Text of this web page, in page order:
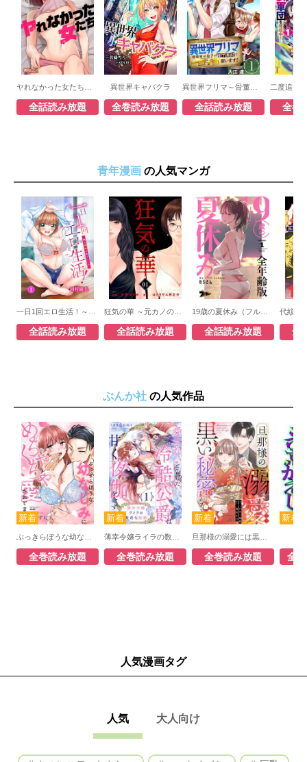
全話読み放題
異世界キャバクラ
全巻読み放題 全話読み放題 全巻
青年漫画 の人気マンガ
全話読み放題 全話読み放題 全話読み放題 全
ぶんか社 の人気作品
全巻読み放題 全巻読み放題 全巻読み放題 全
人気漫画タグ
人気 大人向け